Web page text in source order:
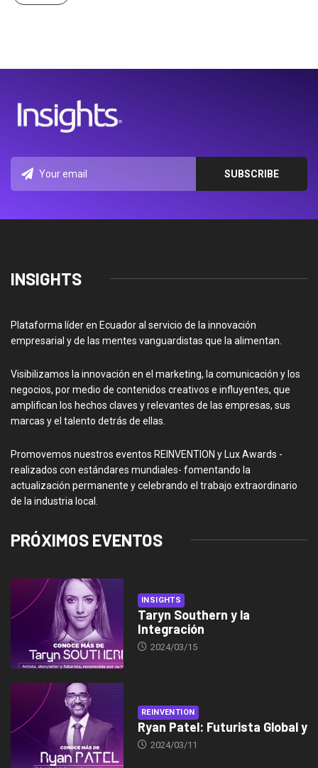
INSIGHTS
Plataforma líder en Ecuador al servicio de la innovación
empresarial y de las mentes vanguardistas que la alimentan.
Visibilizamos la innovación en el marketing, la comunicación y los
negocios, por medio de contenidos creativos e influyentes, que
amplifican los hechos claves y relevantes de las empresas, sus
marcas y el talento detrás de ellas.
Promovemos nuestros eventos REINVENTION y Lux Awards -
realizados con estándares mundiales- fomentando la
actualización permanente y celebrando el trabajo extraordinario
de la industria local.
PRÓXIMOS EVENTOS
INSIGHTS
Taryn Southern y la
Integración
2024/03/15
REINVENTION
Ryan Patel: Futurista Global y
2024/03/11